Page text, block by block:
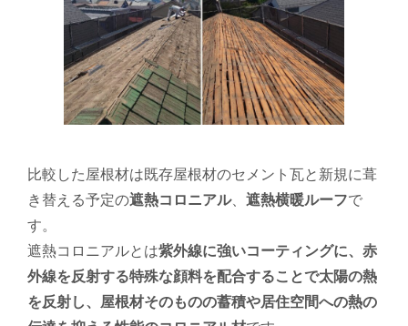
比較した屋根材は既存屋根材のセメント瓦と新規に葺
き替える予定の遮熱コロニアル、 遮熱横暖ルーフで
す。
遮熱コロニアルとは紫外線に強いコーティングに、赤
外線を反射する特殊な顔料を配合することで太陽の熱
を反射し、屋根材そのものの蓄積や居住空間への熱の